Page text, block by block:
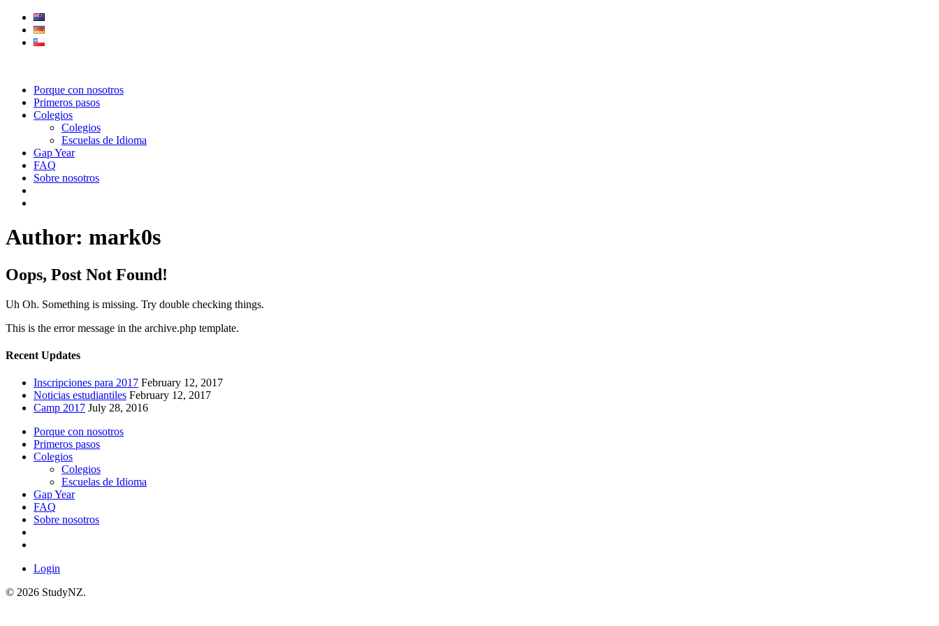
Porque con nosotros
Primeros pasos
Colegios
Colegios
Escuelas de Idioma
Gap Year
FAQ
Sobre nosotros
Author: mark0s
Oops, Post Not Found!
Uh Oh. Something is missing. Try double checking things.
This is the error message in the archive.php template.
Recent Updates
Inscripciones para 2017 February 12, 2017
Noticias estudiantiles February 12, 2017
Camp 2017 July 28, 2016
Porque con nosotros
Primeros pasos
Colegios
Colegios
Escuelas de Idioma
Gap Year
FAQ
Sobre nosotros
Login
© 2026 StudyNZ.